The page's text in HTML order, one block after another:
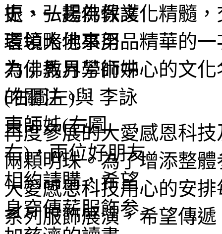
史、弘揚佛教文化精髓
者領略佛事用品精華的
為佛教界學術中心的文
的關注。
再度參展的大愛感恩科
兩顆明珠。為了增添整
大愛感恩科技用心的安
系列服飾展演，希望傳